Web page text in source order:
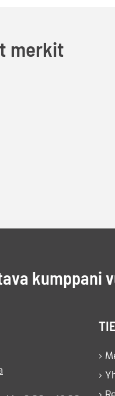
merkit
kumppani
›
›